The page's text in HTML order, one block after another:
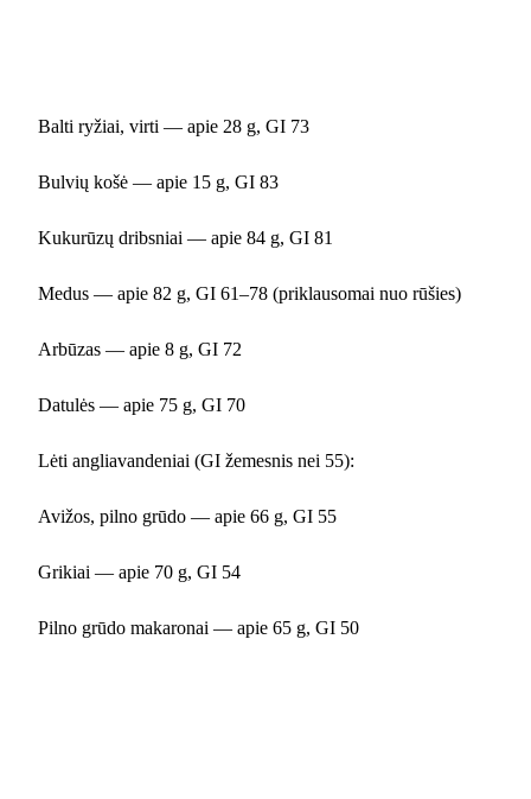
Balti ryžiai, virti — apie 28 g, GI 73
Bulvių košė — apie 15 g, GI 83
Kukurūzų dribsniai — apie 84 g, GI 81
Medus — apie 82 g, GI 61–78 (priklausomai nuo rūšies)
Arbūzas — apie 8 g, GI 72
Datulės — apie 75 g, GI 70
Lėti angliavandeniai (GI žemesnis nei 55):
Avižos, pilno grūdo — apie 66 g, GI 55
Grikiai — apie 70 g, GI 54
Pilno grūdo makaronai — apie 65 g, GI 50